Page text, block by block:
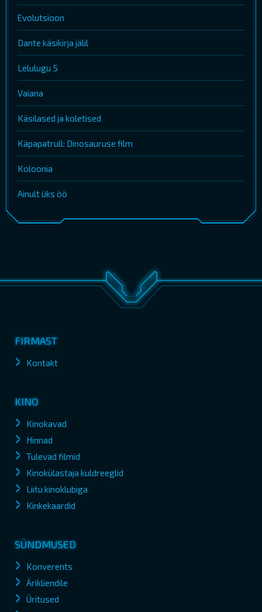
Evolutsioon
Dante käsikirja jälil
Lelulugu 5
Vaiana
Käsilased ja koletised
Käpapatrull: Dinosauruse film
Koloonia
Ainult üks öö
FIRMAST
Kontakt
KINO
Kinokavad
Hinnad
Tulevad filmid
Kinokülastaja kuldreeglid
Liitu kinoklubiga
Kinkekaardid
SÜNDMUSED
Konverents
Ärikliendile
Üritused